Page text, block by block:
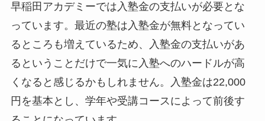
早稲田アカデミーでは入塾金の支払いが必要とな
っています。最近の塾は入塾金が無料となってい
るところも増えているため、入塾金の支払いがあ
るということだけで一気に入塾へのハードルが高
くなると感じるかもしれません。入塾金は22,000
円を基本とし、学年や受講コースによって前後す